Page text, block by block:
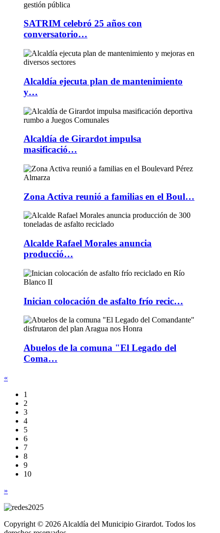
SATRIM celebró 25 años con
conversatorio…
Alcaldía ejecuta plan de mantenimiento
y…
Alcaldía de Girardot impulsa
masificació…
Zona Activa reunió a familias en el Boul…
Alcalde Rafael Morales anuncia
producció…
Inician colocación de asfalto frío recic…
Abuelos de la comuna "El Legado del
Coma…
«
1
2
3
4
5
6
7
8
9
10
»
Copyright © 2026 Alcaldía del Municipio Girardot. Todos los